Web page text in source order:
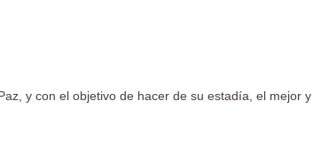
y con el objetivo de hacer de su estadía, el mejor y